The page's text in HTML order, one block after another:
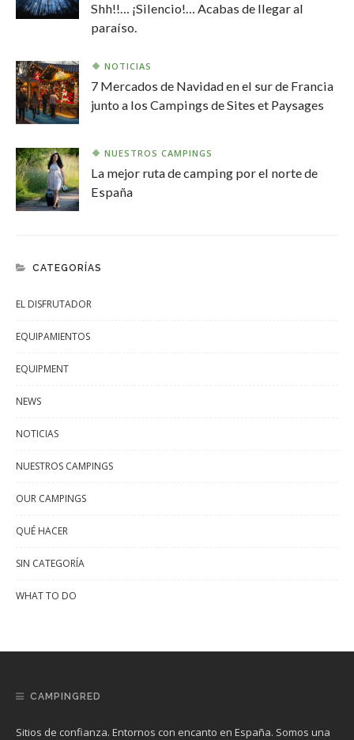
Shh!!… ¡Silencio!… Acabas de llegar al
paraíso.
NOTICIAS
7 Mercados de Navidad en el sur de Francia
junto a los Campings de Sites et Paysages
NUESTROS CAMPINGS
La mejor ruta de camping por el norte de
España
CATEGORÍAS
EL DISFRUTADOR
EQUIPAMIENTOS
EQUIPMENT
NEWS
NOTICIAS
NUESTROS CAMPINGS
OUR CAMPINGS
QUÉ HACER
SIN CATEGORÍA
WHAT TO DO
CAMPINGRED
Sitios de confianza. Entornos con encanto en España. Somos una